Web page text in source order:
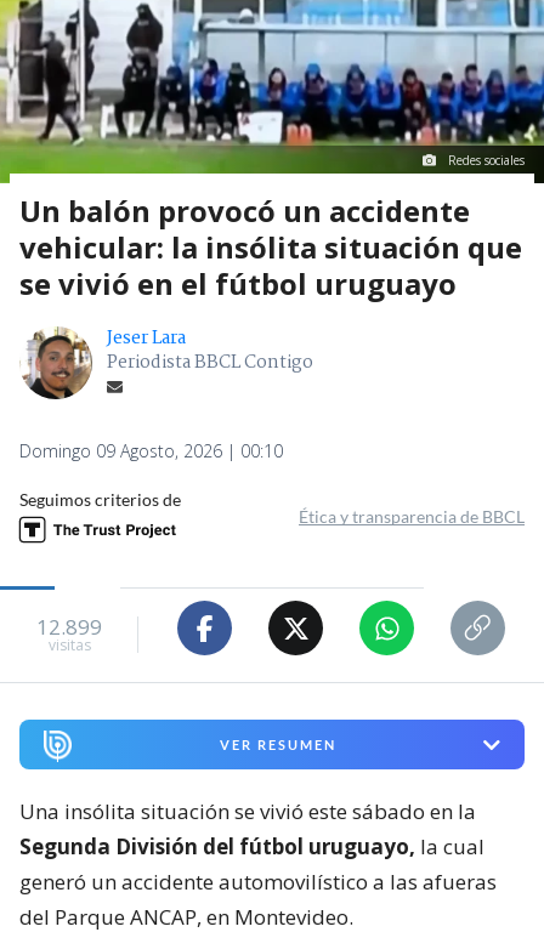
Redes sociales
Un balón provocó un accidente
vehicular: la insólita situación que
se vivió en el fútbol uruguayo
Jeser Lara
Periodista BBCL Contigo
Domingo 09 Agosto, 2026 | 00:10
Seguimos criterios de
Ética y transparencia de BBCL
12.899
visitas
VER RESUMEN
Una insólita situación se vivió este sábado en la
Segunda División del fútbol uruguayo, la cual
generó un accidente automovilístico a las afueras
del Parque ANCAP, en Montevideo.